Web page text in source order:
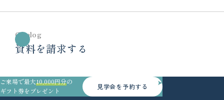
Catalog
資料を請求する
ご来場で最大10,000円分の
ギフト券をプレゼント
見学会を予約する